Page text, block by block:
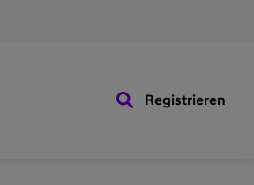
Registrieren